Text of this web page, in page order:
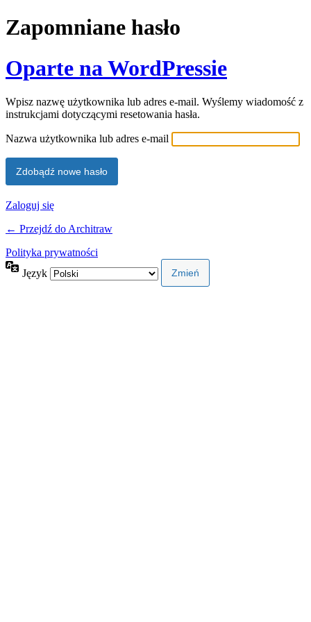
Zapomniane hasło
Oparte na WordPressie
Wpisz nazwę użytkownika lub adres e-mail. Wyślemy wiadomość z
instrukcjami dotyczącymi resetowania hasła.
Nazwa użytkownika lub adres e-mail
Zaloguj się
← Przejdź do Architraw
Polityka prywatności
Język